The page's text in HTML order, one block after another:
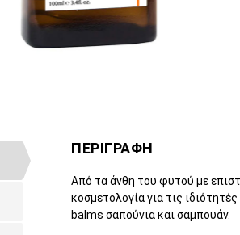
ΠΕΡΙΓΡΑΦΗ
Από τα άνθη του φυτού με
κοσμετολογία για τις
balms σαπούνια και σαμπουάν.